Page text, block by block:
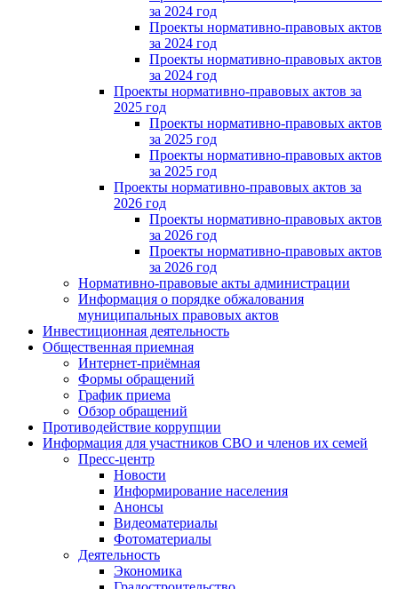
за 2024 год
Проекты нормативно-правовых актов
за 2024 год
Проекты нормативно-правовых актов
за 2024 год
Проекты нормативно-правовых актов за
2025 год
Проекты нормативно-правовых актов
за 2025 год
Проекты нормативно-правовых актов
за 2025 год
Проекты нормативно-правовых актов за
2026 год
Проекты нормативно-правовых актов
за 2026 год
Проекты нормативно-правовых актов
за 2026 год
Нормативно-правовые акты администрации
Информация о порядке обжалования
муниципальных правовых актов
Инвестиционная деятельность
Общественная приемная
Интернет-приёмная
Формы обращений
График приема
Обзор обращений
Противодействие коррупции
Информация для участников СВО и членов их семей
Пресс-центр
Новости
Информирование населения
Анонсы
Видеоматериалы
Фотоматериалы
Деятельность
Экономика